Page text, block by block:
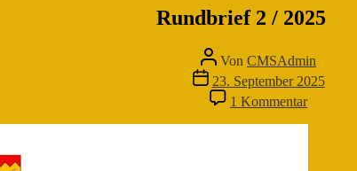
Rundbrief 2 / 2025
Beitragsautor
Von CMSAdmin
Veröffentlichungsdatum
23. September 2025
1 Kommentarzu
Rundbrief
2